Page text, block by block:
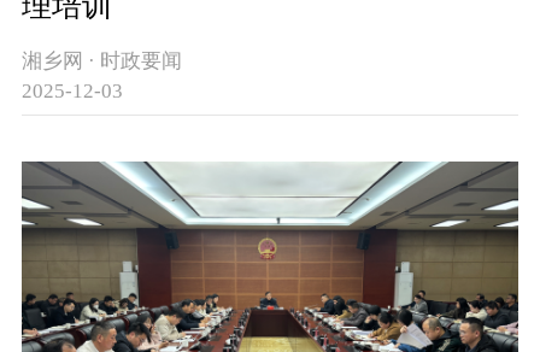
湘乡网 · 时政要闻
2025-12-03